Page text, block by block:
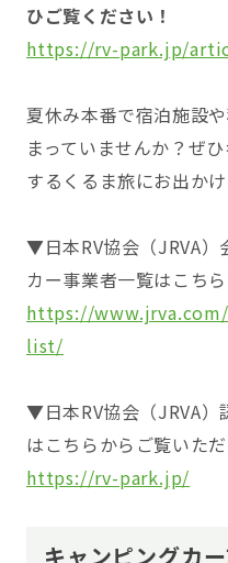
ひご覧ください！
https://rv-park.jp/
夏休み本番で宿泊施設
まっていませんか？ぜ
するくるま旅にお出か
▼日本RV協会（JRVA）
カー事業者一覧はこち
https://
list/
▼日本RV協会（JRVA）
はこちらからご覧いただ
https://rv-park.jp/
キャンピングカ